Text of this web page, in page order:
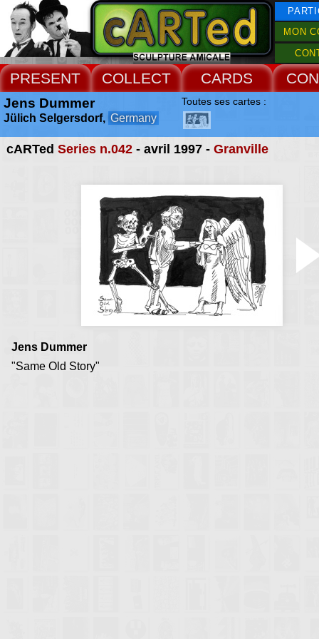
MON
PRESENT COLLECT CARDS
cARTed Series n.042- avril 1997 - Granville
Jens Dummer
"Same Old Story"
Jens Dummer
Jülich Selgersdorf, Germany
Toutes ses cartes :